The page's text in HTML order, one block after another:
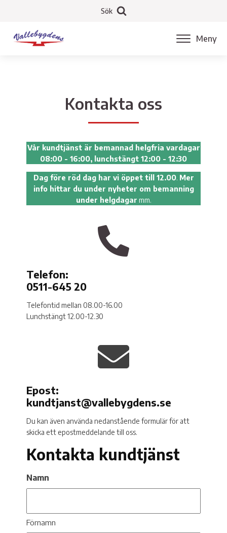
Sök
Meny
Kontakta oss
Vår kundtjänst är bemannad helgfria vardagar
08:00 - 16:00, lunchstängt 12:00 - 12:30
Dag före röd dag har vi öppet till 12.00. Mer
info hittar du under nyheter om bemanning
under helgdagar mm.
Telefon:
0511-645 20
Telefontid mellan 08.00-16.00
Lunchstängt 12.00-12.30
Epost:
kundtjanst@vallebygdens.se
Du kan även använda nedanstående formulär för att
skicka ett epostmeddelande till oss.
Kontakta kundtjänst
Namn
Förnamn